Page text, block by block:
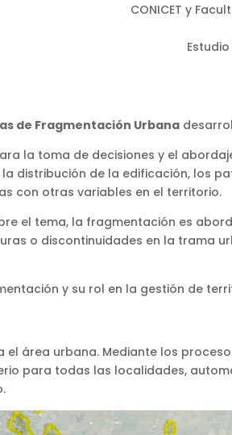
CONICET y
de Fragmentación Urbana
la toma de decisiones y el
distribución de la edificación, los
con otras variables en el territorio.
el tema, la fragmentación es
o discontinuidades en la trama
y su rol en la gestión de
área urbana. Mediante los
para todas las localidades,